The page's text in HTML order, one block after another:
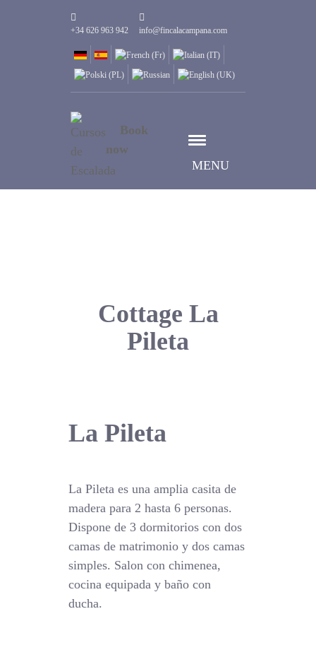
+34 626 963 942 info@fincalacampana.com
MENU
Book
now
Cottage La
Pileta
La Pileta
La Pileta es una amplia casita de
madera para 2 hasta 6 personas.
Dispone de 3 dormitorios con dos
camas de matrimonio y dos camas
simples. Salon con chimenea,
cocina equipada y baño con
ducha.